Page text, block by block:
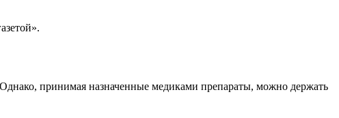
принимая назначенные медиками препараты, можно держать